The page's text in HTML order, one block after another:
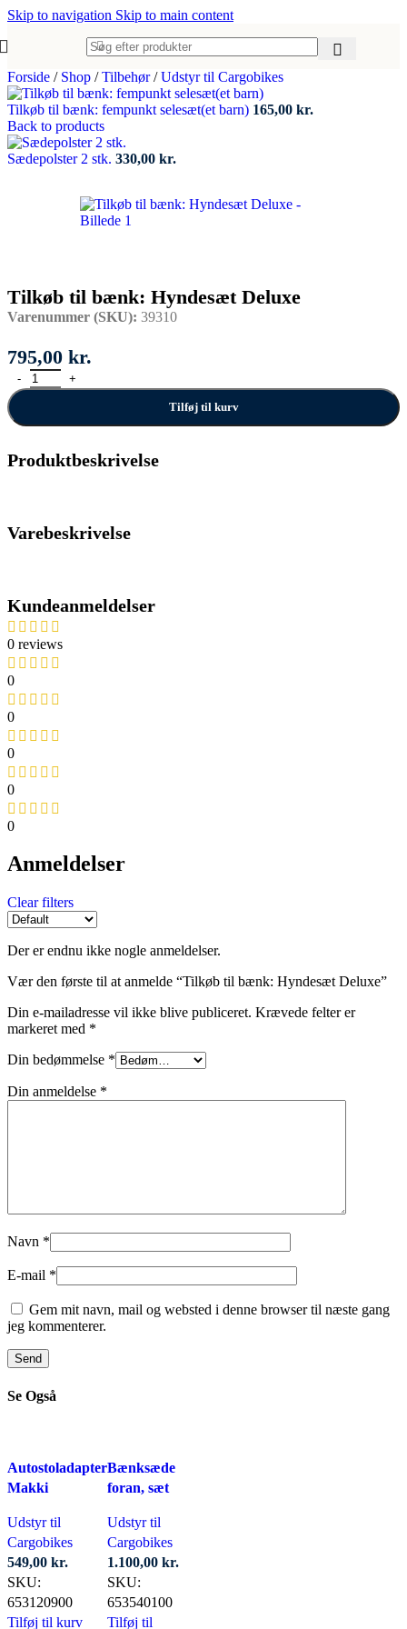
Skip to navigation Skip to main content
Forside / Shop / Tilbehør/ Udstyr til Cargobikes
Tilkøb til bænk: fempunkt selesæt(et barn) 165,00 kr.
Back to products
Sædepolster 2 stk. 330,00 kr.
Tilkøb til bænk: Hyndesæt Deluxe
Varenummer (SKU): 39310
795,00 kr.
Tilkøb til bænk: Hyndesæt Deluxe antal
Tilføj til kurv
Produktbeskrivelse
Varebeskrivelse
Kundeanmeldelser
0 reviews
0
0
0
0
0
Anmeldelser
Clear filters
Der er endnu ikke nogle anmeldelser.
Vær den første til at anmelde “Tilkøb til bænk: Hyndesæt Deluxe”
Din e-mailadresse vil ikke blive publiceret. Krævede felter er
markeret med *
Din bedømmelse *
Din anmeldelse *
Navn *
E-mail *
Gem mit navn, mail og websted i denne browser til næste gang
jeg kommenterer.
Se Også
Autostoladapter
Makki
Udstyr til
Cargobikes
549,00 kr.
SKU:
653120900
Tilføj til kurv
Bænksæde
foran, sæt
Udstyr til
Cargobikes
1.100,00 kr.
SKU:
653540100
Tilføj til